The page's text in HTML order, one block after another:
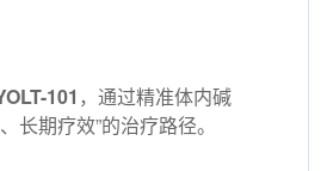
101 ，通过精准体内碱
期疗效”的治疗路径。